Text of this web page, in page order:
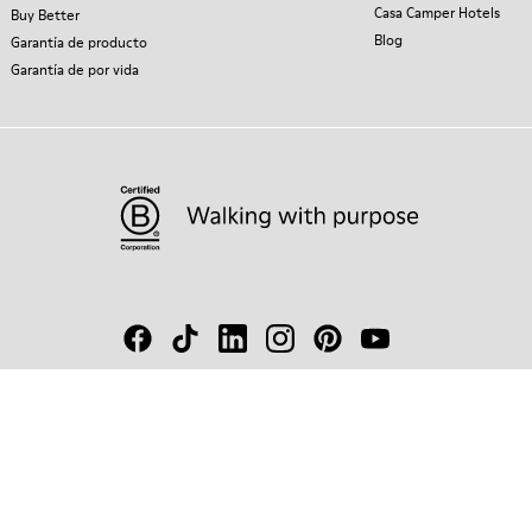
Buy Better
Garantía de producto
Garantía de por vida
Casa Camper Hotels
Blog